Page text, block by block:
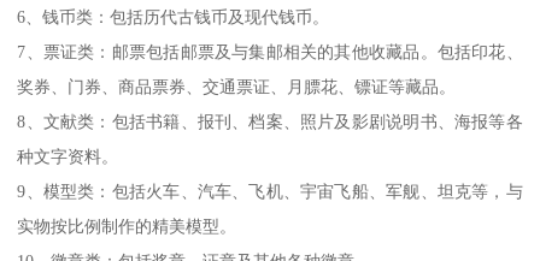
6、钱币类：包括历代古钱币及现代钱币。
7、票证类：邮票包括邮票及与集邮相关的其他收藏品。包括印花、
奖券、门券、商品票券、交通票证、月膘花、镖证等藏品。
8、文献类：包括书籍、报刊、档案、照片及影剧说明书、海报等各
种文字资料。
9、模型类：包括火车、汽车、飞机、宇宙飞船、军舰、坦克等，与
实物按比例制作的精美模型。